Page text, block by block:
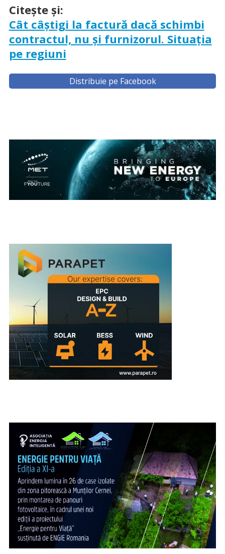
Citeşte şi:
Cât câştigi la factură dacă schimbi
contractul, nu şi furnizorul. Situaţia
pe regiuni
Distribuie pe Facebook